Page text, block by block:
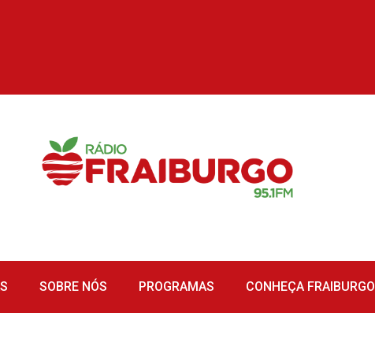
SOBRE NÓS PROGRAMAS CONHEÇA FRAIBURGO